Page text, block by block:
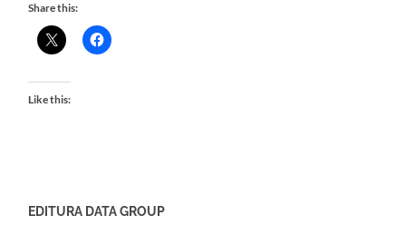
Share this:
Like this:
EDITURA DATA GROUP